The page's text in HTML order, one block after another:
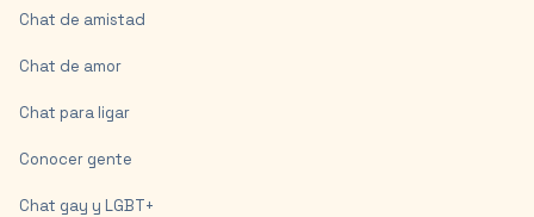
Chat de amistad
Chat de amor
Chat para ligar
Conocer gente
Chat gay y LGBT+